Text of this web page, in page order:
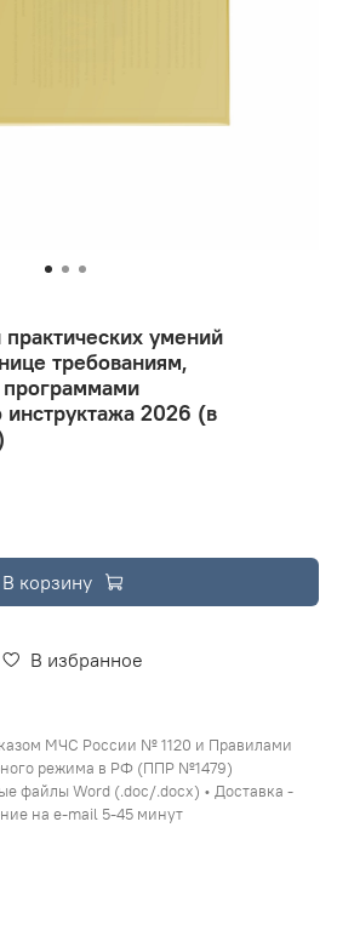
умений
требованиям,
2026 (в
В избранное
В корзину
МЧС России № 1120 и Правилами
режима в РФ (ППР №1479)
файлы Word (.doc/.docx) • Доставка -
на e-mail 5-45 минут